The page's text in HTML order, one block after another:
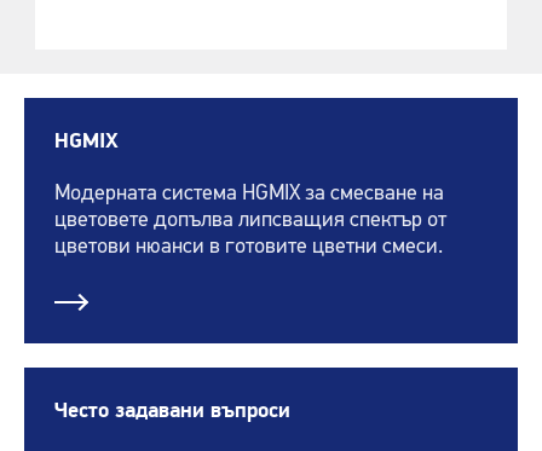
HGMIX
Модерната система HGMIX за смесване на
цветовете допълва липсващия спектър от
цветови нюанси в готовите цветни смеси.
Често задавани въпроси